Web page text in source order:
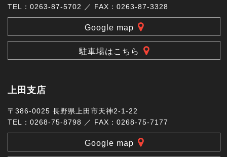
TEL：0263-87-5702 ／ FAX：0263-87-3328
Google map
駐車場はこちら
上田支店
〒386-0025 長野県上田市天神2-1-22
TEL：0268-75-8798 ／ FAX：0268-75-7177
Google map